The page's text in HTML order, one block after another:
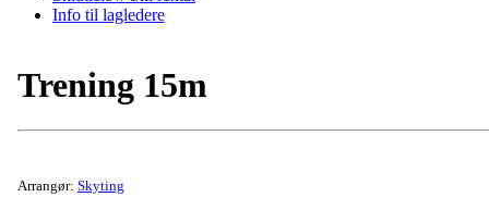
Info til lagledere
Trening 15m
Arrangør: Skyting